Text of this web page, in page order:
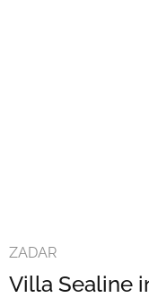
ZADAR
Villa Sealine